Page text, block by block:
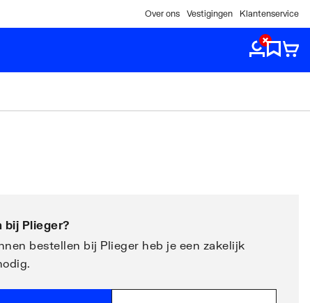
Over ons Vestigingen Klantenservice
bij Plieger?
bestellen bij Plieger heb je een zakelijk